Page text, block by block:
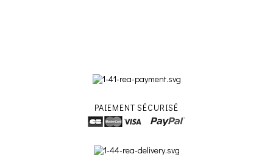
PAIEMENT SÉCURISÉ